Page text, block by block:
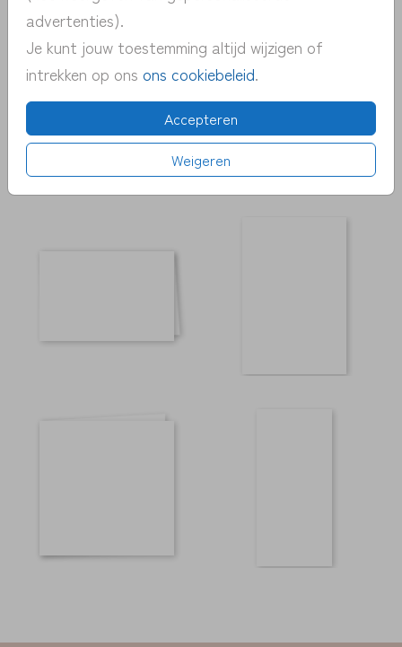
advertenties).
Je kunt jouw toestemming altijd wijzigen of
intrekken op ons ons cookiebeleid.
Accepteren
Weigeren